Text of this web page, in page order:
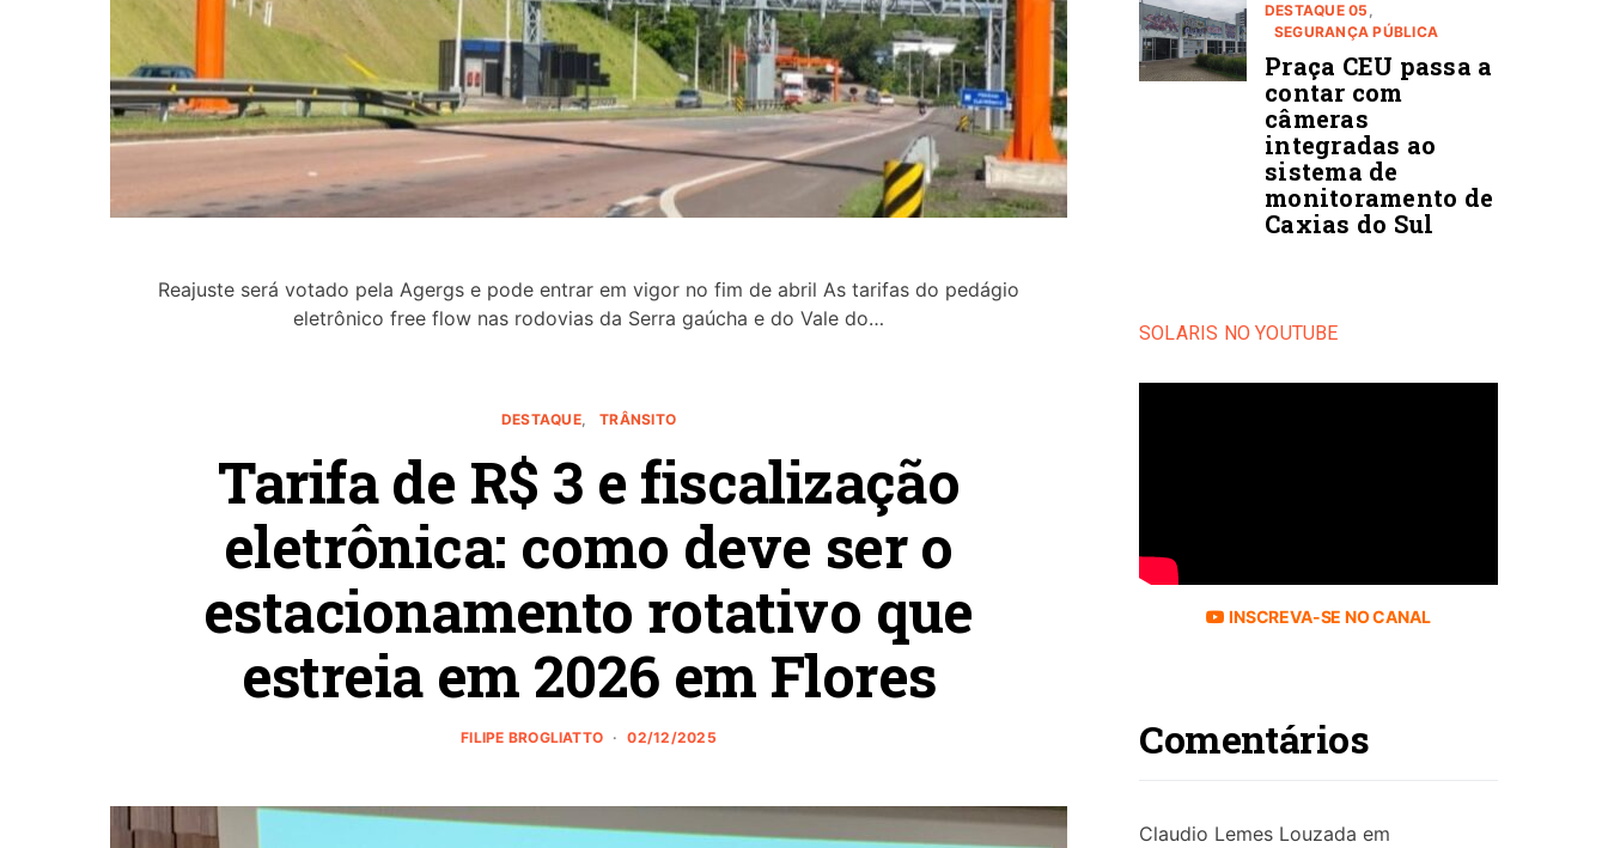
Reajuste será votado pela Agergs e pode entrar em vigor no fim de abril As tarifas do pedágio
eletrônico free flow nas rodovias da Serra gaúcha e do Vale do…
DESTAQUE TRÂNSITO
Tarifa de R$ 3 e fiscalização
eletrônica: como deve ser o
estacionamento rotativo que
estreia em 2026 em Flores
FILIPE BROGLIATTO 02/12/2025
DESTAQUE 05
SEGURANÇA PÚBLICA
Praça CEU passa a
contar com
câmeras
integradas ao
sistema de
monitoramento de
Caxias do Sul
SOLARIS NO YOUTUBE
INSCREVA-SE NO CANAL
Comentários
Claudio Lemes Louzada em